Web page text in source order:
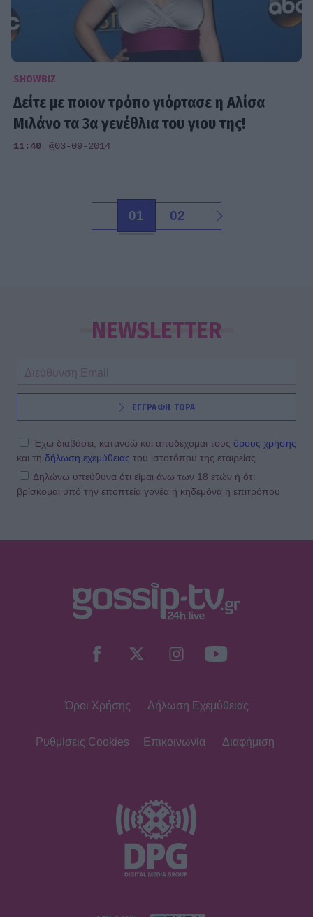
SHOWBIZ
Δείτε με ποιον τρόπο γιόρτασε η Αλίσα
Μιλάνο τα 3α γενέθλια του γιου της!
11:40 @03-09-2014
01 02
NEWSLETTER
ΕΓΓΡΑΦΗ ΤΩΡΑ
Έχω διαβάσει, κατανοώ και αποδέχομαι τους όρους χρήσης
και τη δήλωση εχεμύθειας του ιστοτόπου της εταιρείας
Δηλώνω υπεύθυνα ότι είμαι άνω των 18 ετών ή ότι
βρίσκομαι υπό την εποπτεία γονέα ή κηδεμόνα ή επιτρόπου
Όροι Χρήσης Δήλωση Εχεμύθειας
Ρυθμίσεις Cookies Επικοινωνία Διαφήμιση